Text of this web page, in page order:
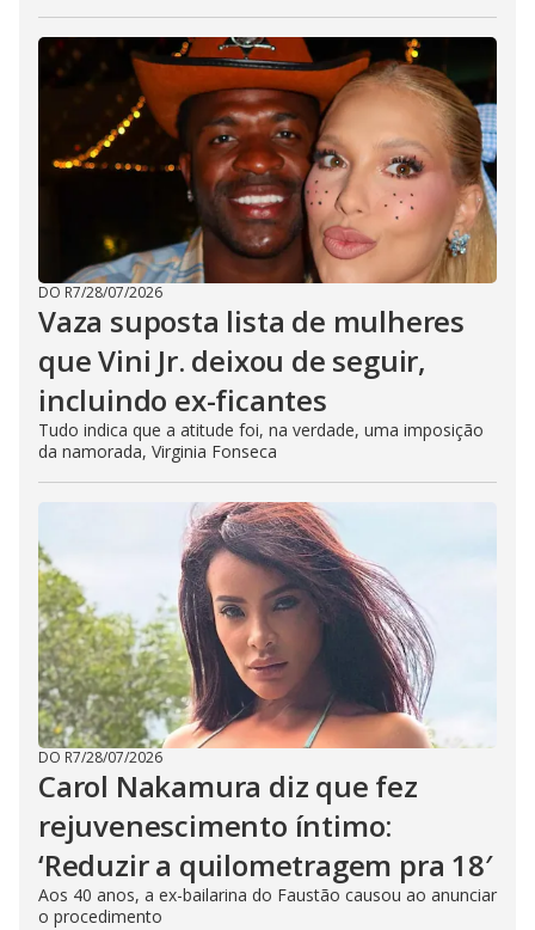
DO R7/28/07/2026
Vaza suposta lista de mulheres
que Vini Jr. deixou de seguir,
incluindo ex-ficantes
Tudo indica que a atitude foi, na verdade, uma imposição
da namorada, Virginia Fonseca
DO R7/28/07/2026
Carol Nakamura diz que fez
rejuvenescimento íntimo:
‘Reduzir a quilometragem pra 18′
Aos 40 anos, a ex-bailarina do Faustão causou ao anunciar
o procedimento